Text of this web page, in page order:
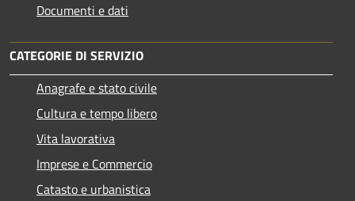
Documenti e dati
CATEGORIE DI SERVIZIO
Anagrafe e stato civile
Cultura e tempo libero
Vita lavorativa
Imprese e Commercio
Catasto e urbanistica